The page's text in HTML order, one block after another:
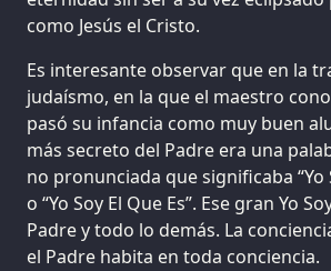
como Jesús el Cristo.
Es interesante observar que en la
judaísmo, en la que el maestro
pasó su infancia como muy buen
más secreto del Padre era una
no pronunciada que significaba “Yo
o “Yo Soy El Que Es”. Ese gran Yo
Padre y todo lo demás. La
el Padre habita en toda conciencia.